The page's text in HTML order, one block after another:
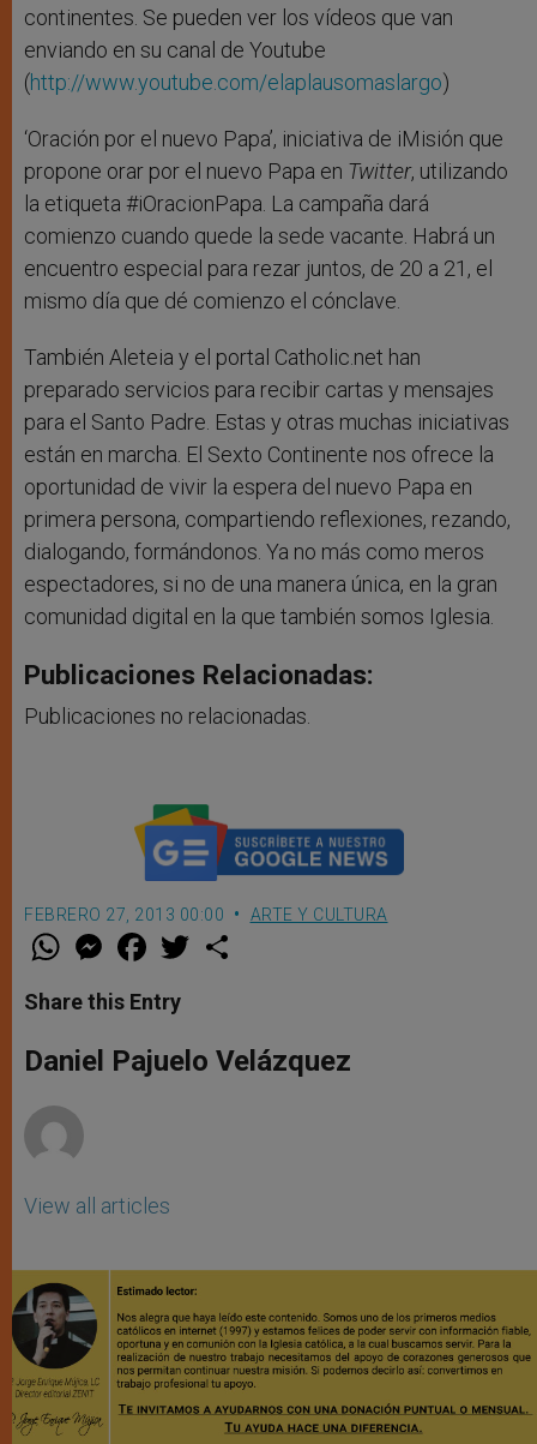
continentes. Se pueden ver los vídeos que van
enviando en su canal de Youtube
(http://www.youtube.com/elaplausomaslargo)
‘Oración por el nuevo Papa’, iniciativa de iMisión que
propone orar por el nuevo Papa en Twitter, utilizando
la etiqueta #iOracionPapa. La campaña dará
comienzo cuando quede la sede vacante. Habrá un
encuentro especial para rezar juntos, de 20 a 21, el
mismo día que dé comienzo el cónclave.
También Aleteia y el portal Catholic.net han
preparado servicios para recibir cartas y mensajes
para el Santo Padre. Estas y otras muchas iniciativas
están en marcha. El Sexto Continente nos ofrece la
oportunidad de vivir la espera del nuevo Papa en
primera persona, compartiendo reflexiones, rezando,
dialogando, formándonos. Ya no más como meros
espectadores, si no de una manera única, en la gran
comunidad digital en la que también somos Iglesia.
Publicaciones Relacionadas:
Publicaciones no relacionadas.
FEBRERO 27, 2013 00:00 ARTE Y CULTURA
W
t
s
p
p
M
e
s
e
g
e
F
a
e
b
o
k
w
r
Share this Entry
Daniel Pajuelo Velázquez
View all articles